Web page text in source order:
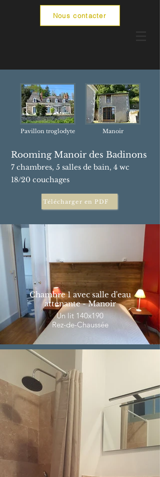
Nous contacter
Manoir
Pavillon troglodyte
Rooming Manoir des Badinons
7 chambres, 5 salles de bain, 4 wc
18/20 couchages
Télécharger en PDF
Chambre 1 avec salle d'eau
attenante - Manoir
Un lit 140x190
Rez-de-Chaussée